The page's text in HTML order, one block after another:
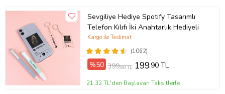
Sevgiliye Hediye Spotify Tasarımlı
Telefon Kılıfı İki Anahtarlık Hediyeli
(1062)
Kargo ile Teslimat
%50 399,90 TL 199,90 TL
21,32 TL'den Başlayan Taksitlerle